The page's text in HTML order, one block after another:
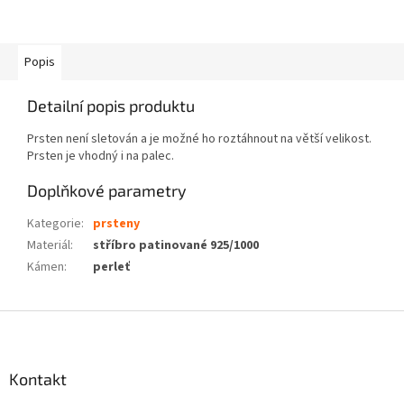
Popis
Detailní popis produktu
Prsten není sletován a je možné ho roztáhnout na větší velikost.
Prsten je vhodný i na palec.
Doplňkové parametry
Kategorie: prsteny
Materiál:
stříbro patinované 925/1000
Kámen: perleť
Kontakt